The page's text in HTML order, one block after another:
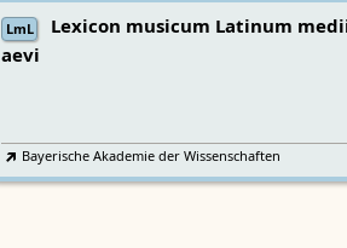
LmL
Lexicon musicum Latinum
aevi
Bayerische Akademie der Wissenschaften